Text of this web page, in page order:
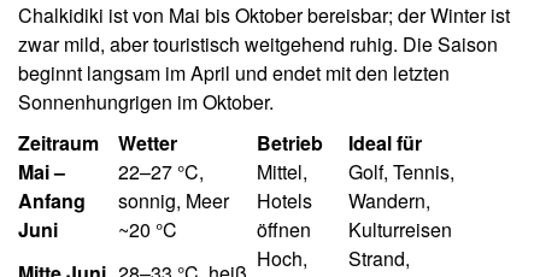
Chalkidiki ist von Mai bis Oktober bereisbar; der Winter ist
zwar mild, aber touristisch weitgehend ruhig. Die Saison
beginnt langsam im April und endet mit den letzten
Sonnenhungrigen im Oktober.
Zeitraum
Wetter Betrieb
Ideal für
Mai –
Anfang
Juni
22–27 °C,
sonnig, Meer
~20 °C
Mittel,
Hotels
öffnen
Golf, Tennis,
Wandern,
Kulturreisen
Hoch,
Strand,